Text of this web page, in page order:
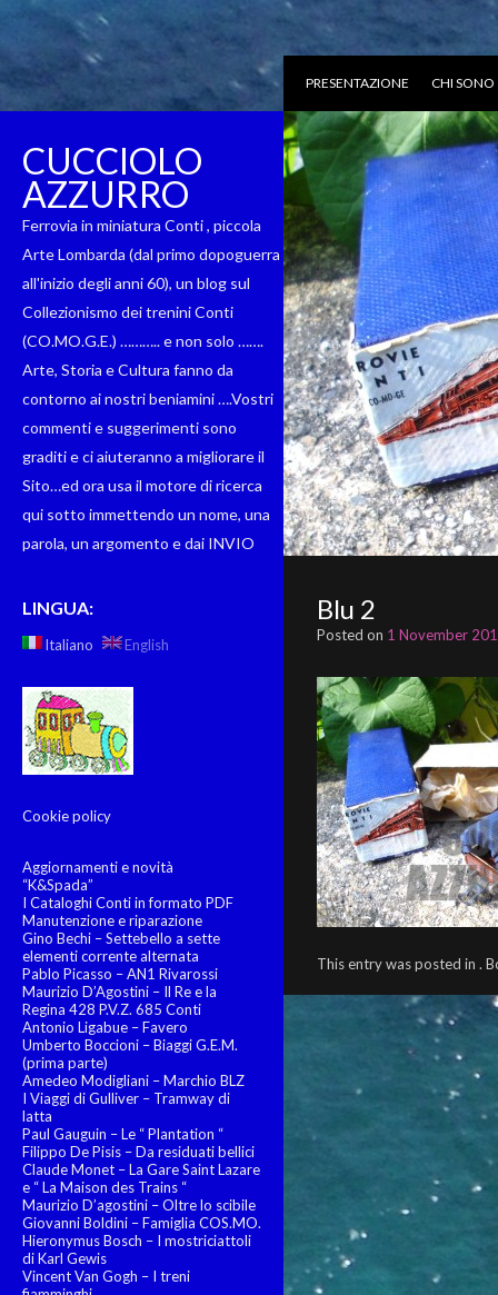
PRESENTAZIONE CHI SONO
CUCCIOLO
AZZURRO
Ferrovia in miniatura Conti , piccola
Arte Lombarda (dal primo dopoguerra
all'inizio degli anni 60), un blog sul
Collezionismo dei trenini Conti
(CO.MO.G.E.) ……….. e non solo …….
Arte, Storia e Cultura fanno da
contorno ai nostri beniamini ….Vostri
commenti e suggerimenti sono
graditi e ci aiuteranno a migliorare il
Sito…ed ora usa il motore di ricerca
qui sotto immettendo un nome, una
parola, un argomento e dai INVIO
LINGUA:
Italiano English
Cookie policy
Aggiornamenti e novità
“K&Spada”
I Cataloghi Conti in formato PDF
Manutenzione e riparazione
Gino Bechi – Settebello a sette
elementi corrente alternata
Pablo Picasso – AN1 Rivarossi
Maurizio D’Agostini – Il Re e la
Regina 428 P.V.Z. 685 Conti
Antonio Ligabue – Favero
Umberto Boccioni – Biaggi G.E.M.
(prima parte)
Amedeo Modigliani – Marchio BLZ
I Viaggi di Gulliver – Tramway di
latta
Paul Gauguin – Le “ Plantation “
Filippo De Pisis – Da residuati bellici
Claude Monet – La Gare Saint Lazare
e “ La Maison des Trains “
Maurizio D’agostini – Oltre lo scibile
Giovanni Boldini – Famiglia COS.MO.
Hieronymus Bosch – I mostriciattoli
di Karl Gewis
Vincent Van Gogh – I treni
Blu 2
Posted on 1 November
This entry was posted in .